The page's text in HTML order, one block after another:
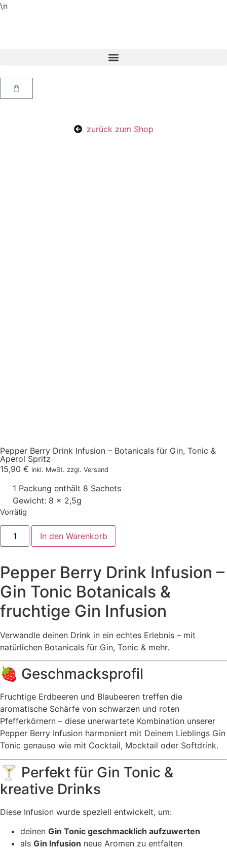
\n
zurück zum Shop
Pepper Berry Drink Infusion – Botanicals für Gin, Tonic &
Aperol Spritz
15,90 € inkl. MwSt. zzgl. Versand
1 Packung enthält 8 Sachets
Gewicht: 8 x 2,5g
Vorrätig
In den Warenkorb
Pepper Berry Drink Infusion –
Gin Tonic Botanicals &
fruchtige Gin Infusion
Verwandle deinen Drink in ein echtes Erlebnis – mit
natürlichen Botanicals für Gin, Tonic & mehr.
🍓 Geschmacksprofil
Fruchtige Erdbeeren und Blaubeeren treffen die
aromatische Schärfe von schwarzen und roten
Pfefferkörnern – diese unerwartete Kombination unserer
Pepper Berry Infusion harmoniert mit Deinem Lieblings Gin
Tonic genauso wie mit Cocktail, Mocktail oder Softdrink.
🍸 Perfekt für Gin Tonic &
kreative Drinks
Diese Infusion wurde speziell entwickelt, um:
deinen Gin Tonic geschmacklich aufzuwerten
als Gin Infusion neue Aromen zu entfalten